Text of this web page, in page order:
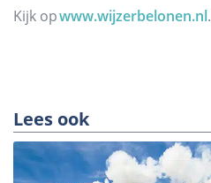
Kijk opwww.wijzerbelonen.nl.
Lees ook